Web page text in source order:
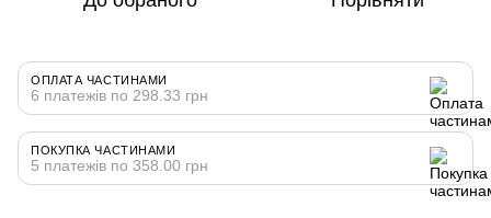
ОПЛАТА ЧАСТИНАМИ
6 платежів по 298.33 грн
ПОКУПКА ЧАСТИНАМИ
5 платежів по 358.00 грн